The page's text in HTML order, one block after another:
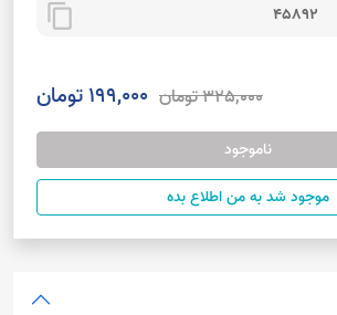
45892
content_copy
325,000 تومان 199,000 تومان
ناموجود
موجود شد به من اطلاع بده